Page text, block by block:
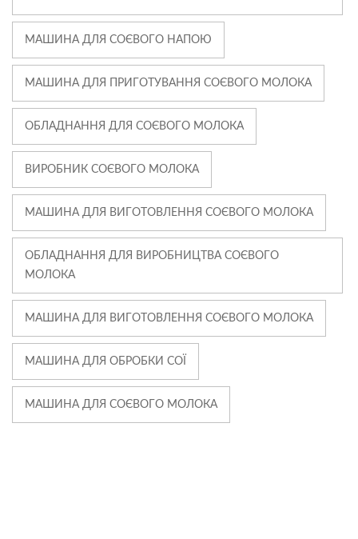
МАШИНА ДЛЯ СОЄВОГО НАПОЮ
МАШИНА ДЛЯ ПРИГОТУВАННЯ СОЄВОГО МОЛОКА
ОБЛАДНАННЯ ДЛЯ СОЄВОГО МОЛОКА
ВИРОБНИК СОЄВОГО МОЛОКА
МАШИНА ДЛЯ ВИГОТОВЛЕННЯ СОЄВОГО МОЛОКА
ОБЛАДНАННЯ ДЛЯ ВИРОБНИЦТВА СОЄВОГО
МОЛОКА
МАШИНА ДЛЯ ВИГОТОВЛЕННЯ СОЄВОГО МОЛОКА
МАШИНА ДЛЯ ОБРОБКИ СОЇ
МАШИНА ДЛЯ СОЄВОГО МОЛОКА